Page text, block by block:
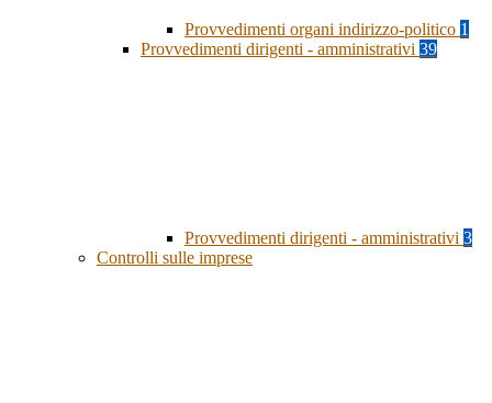
Provvedimenti organi indirizzo-politico 1
Provvedimenti dirigenti - amministrativi 39
Provvedimenti dirigenti - amministrativi 3
Controlli sulle imprese